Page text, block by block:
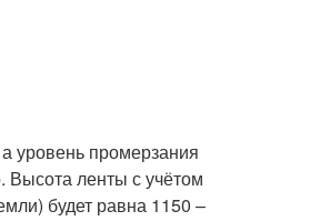
уровень промерзания
Высота ленты с учётом
будет равна 1150 –